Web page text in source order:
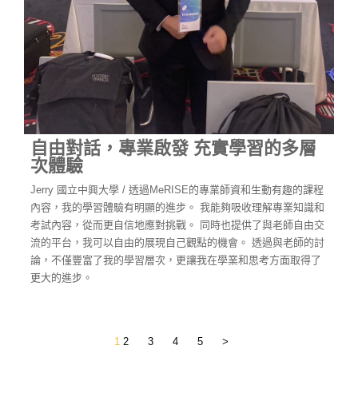
自由對話，專業啟發 充實學習的多層
次體驗
Jerry 國立中興大學 / 透過MeRISE的專業師資和生動有趣的課程
內容，我的學習體驗有明顯的進步。 我能夠吸收理解專業知識和
考試內容，從而更自信地應對挑戰。 同時也提供了與老師自由交
流的平台，我可以自由的展現自己觀點的機會。 透過與老師的討
論，不僅豐富了我的學習層次，更讓我在學業和思考方面取得了
更大的進步。
1 2 3 4 5 >